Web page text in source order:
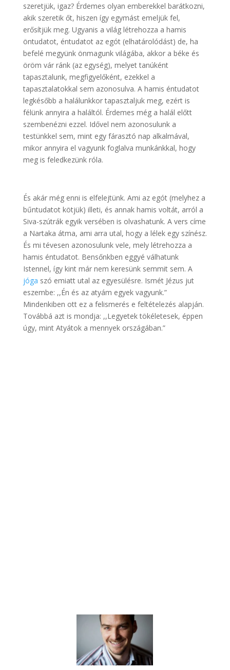
szeretjük, igaz? Érdemes olyan emberekkel barátkozni,
akik szeretik őt, hiszen így egymást emeljük fel,
erősítjük meg. Ugyanis a világ létrehozza a hamis
öntudatot, éntudatot az egót (elhatárolódást) de, ha
befelé megyünk önmagunk világába, akkor a béke és
öröm vár ránk (az egység), melyet tanúként
tapasztalunk, megfigyelőként, ezekkel a
tapasztalatokkal sem azonosulva. A hamis éntudatot
legkésőbb a halálunkkor tapasztaljuk meg, ezért is
félünk annyira a haláltól. Érdemes még a halál előtt
szembenézni ezzel. Idővel nem azonosulunk a
testünkkel sem, mint egy fárasztó nap alkalmával,
mikor annyira el vagyunk foglalva munkánkkal, hogy
meg is feledkezünk róla.
És akár még enni is elfelejtünk. Ami az egót (melyhez a
bűntudatot kötjük) illeti, és annak hamis voltát, arról a
Siva-szútrák egyik versében is olvashatunk. A vers címe
a Nartaka átma, ami arra utal, hogy a lélek egy színész.
És mi tévesen azonosulunk vele, mely létrehozza a
hamis éntudatot. Bensőnkben eggyé válhatunk
Istennel, így kint már nem keresünk semmit sem. A
jóga szó emiatt utal az egyesülésre. Ismét Jézus jut
eszembe: ,,Én és az atyám egyek vagyunk.”
Mindenkiben ott ez a felismerés e feltételezés alapján.
Továbbá azt is mondja: ,,Legyetek tökéletesek, éppen
úgy, mint Atyátok a mennyek országában.”